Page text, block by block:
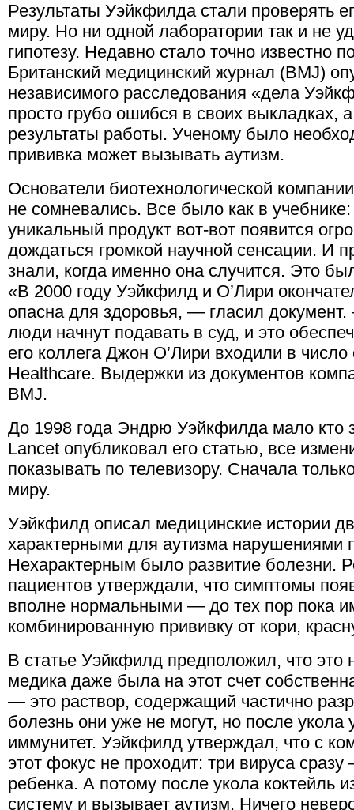
Результаты Уэйкфилда стали проверять
миру. Но ни одной лаборатории так и не
гипотезу. Недавно стало точно известно
Британский медицинский журнал (BMJ)
независимого расследования «дела
просто грубо ошибся в своих выкладках,
результаты работы. Ученому было
прививка может вызывать аутизм.
Основатели биотехнологической
не сомневались. Все было как в
уникальный продукт вот-вот появится
дождаться громкой научной сенсации. И
знали, когда именно она случится. Это
«В 2000 году Уэйкфилд и О’Лири
опасна для здоровья, — гласил
люди начнут подавать в суд, и это
его коллега Джон О’Лири входили в
Healthcare. Выдержки из документов
BMJ.
До 1998 года Эндрю Уэйкфилда мало кто
Lancet опубликовал его статью, все
показывать по телевизору. Сначала
миру.
Уэйкфилд описал медицинские истории
характерными для аутизма нарушениями
Нехарактерным было развитие болезни.
пациентов утверждали, что симптомы
вполне нормальными — до тех пор пока
комбинированную прививку от кори,
В статье Уэйкфилд предположил, что это
медика даже была на этот счет
— это раствор, содержащий частично
болезнь они уже не могут, но после укола
иммунитет. Уэйкфилд утверждал, что с
этот фокус не проходит: три вируса
ребенка. А потому после укола коктейль
систему и вызывает аутизм. Ничего